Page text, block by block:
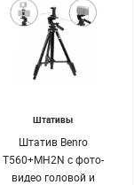
Штативы
Штатив Benro
T560+MH2N c фото-
видео головой и